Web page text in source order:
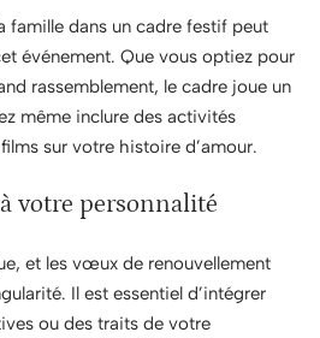
famille dans un cadre festif peut
événement. Que vous optiez pour
rassemblement, le cadre joue un
même inclure des activités
sur votre histoire d’amour.
votre personnalité
et les vœux de renouvellement
Il est essentiel d’intégrer
ou des traits de votre